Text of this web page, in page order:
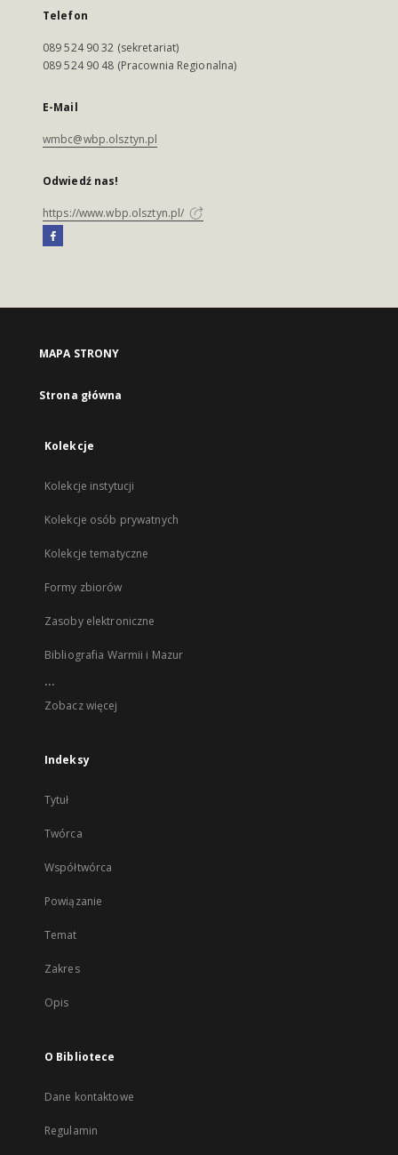
Telefon
089 524 90 32 (sekretariat)
089 524 90 48 (Pracownia Regionalna)
E-Mail
wmbc@wbp.olsztyn.pl
Odwiedź nas!
https://www.wbp.olsztyn.pl/
MAPA STRONY
Strona główna
Kolekcje
Kolekcje instytucji
Kolekcje osób prywatnych
Kolekcje tematyczne
Formy zbiorów
Zasoby elektroniczne
Bibliografia Warmii i Mazur
...
Zobacz więcej
Indeksy
Tytuł
Twórca
Współtwórca
Powiązanie
Temat
Zakres
Opis
O Bibliotece
Dane kontaktowe
Regulamin